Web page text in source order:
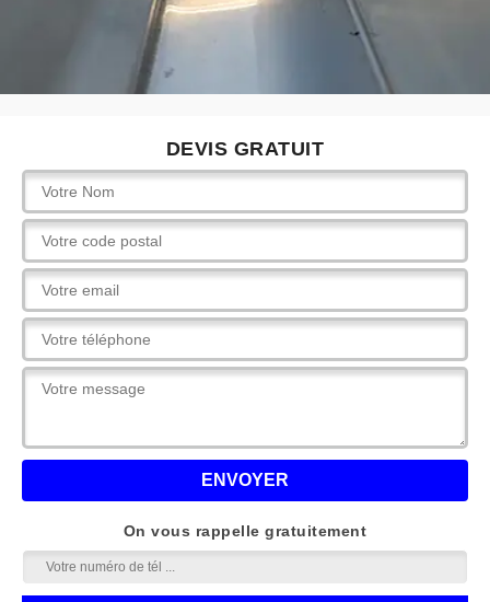
DEVIS GRATUIT
On vous rappelle gratuitement